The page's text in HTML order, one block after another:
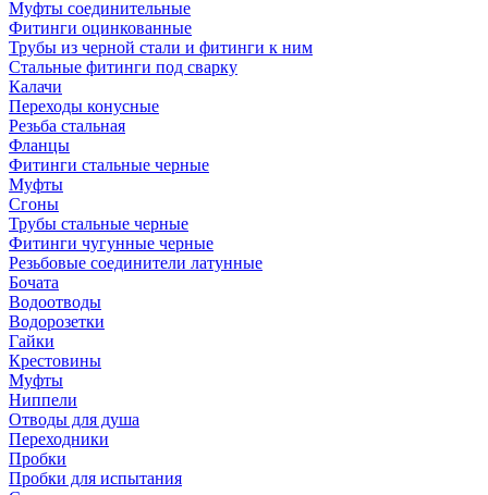
Муфты соединительные
Фитинги оцинкованные
Трубы из черной стали и фитинги к ним
Стальные фитинги под сварку
Калачи
Переходы конусные
Резьба стальная
Фланцы
Фитинги стальные черные
Муфты
Сгоны
Трубы стальные черные
Фитинги чугунные черные
Резьбовые соединители латунные
Бочата
Водоотводы
Водорозетки
Гайки
Крестовины
Муфты
Ниппели
Отводы для душа
Переходники
Пробки
Пробки для испытания